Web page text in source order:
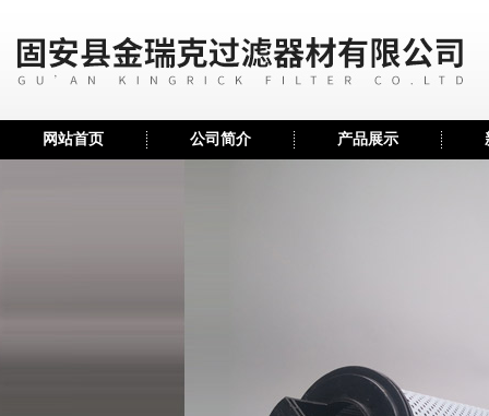
网站首页 公司简介 产品展示